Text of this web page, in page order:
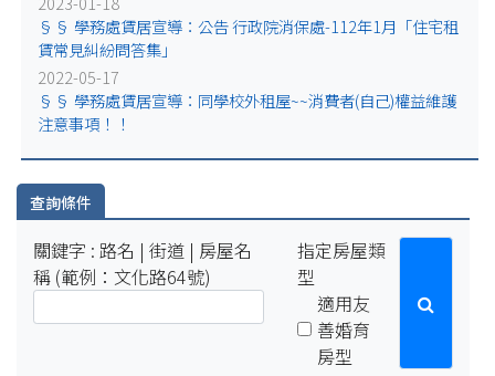
因配合學校電力設備緊急維修作業，系統於115年1月2日
(五)17:00-1月5日(一)10:00將暫停服務。
2025-07-29
因配合學校例行性停電作業，系統於114年8月15日(五)16:00-8
月18日(一)10:00將暫停服務。
2025-04-01
因配合學校電氣設備檢修作業，系統於114年4月1日(二)17:00-
4月7日(一)8:00將暫停服務。
§§ 學務處賃居宣導：公告 行政院消保處-112年1月「住宅租
賃常見糾紛問答集」
2022-05-17
§§ 學務處賃居宣導：同學校外租屋~~消費者(自己)權益維護
注意事項！！
查詢條件
關鍵字 : 路名 | 街道 | 房屋名
稱 (範例：文化路64號)
指定房屋類
型
適用友
善婚育
房型